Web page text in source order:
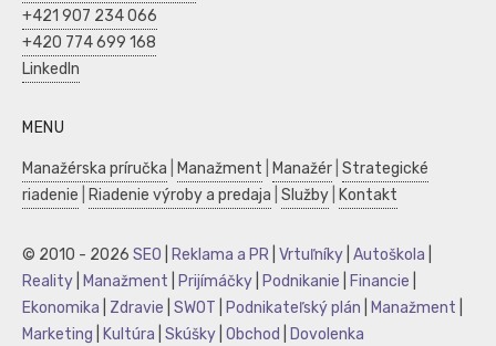
+421 907 234 066
+420 774 699 168
LinkedIn
MENU
Manažérska príručka Manažment Manažér Strategické
riadenie
Riadenie výroby a predaja Služby Kontakt
© 2010 - 2026 SEO Reklama a PR Vrtuľníky Autoškola
Reality
Manažment Prijímáčky Podnikanie Financie
Ekonomika
Zdravie SWOT Podnikateľský plán Manažment
Marketing
Kultúra Skúšky Obchod Dovolenka